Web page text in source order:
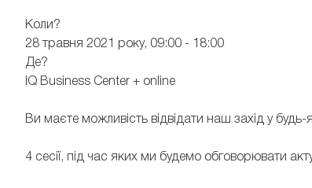
Коли?
28 травня 2021 року, 09:00 - 18:00
Де?
IQ Business Center + online
Ви маєте можливість відвідати наш захід у
4 сесії, під час яких ми будемо обговорювати